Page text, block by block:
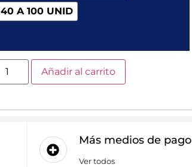
40 A 100 UNID
Añadir al carrito
Más medios de pago
Ver todos